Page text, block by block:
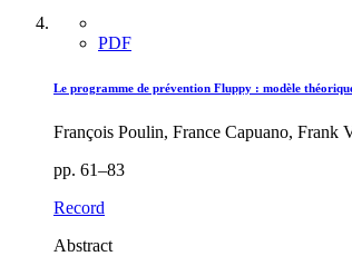
PDF
Le programme de prévention Fluppy : modèle
François Poulin, France Capuano, Frank
pp. 61–83
Record
Abstract